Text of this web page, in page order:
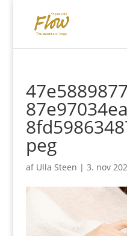
peg
af Ulla Steen | 3. nov